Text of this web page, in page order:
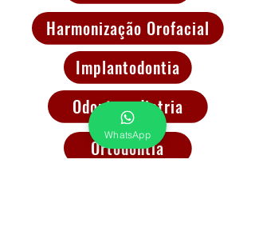
Harmonização Orofacial
Implantodontia
Odontopediatria
Ortodontia
WhatsApp